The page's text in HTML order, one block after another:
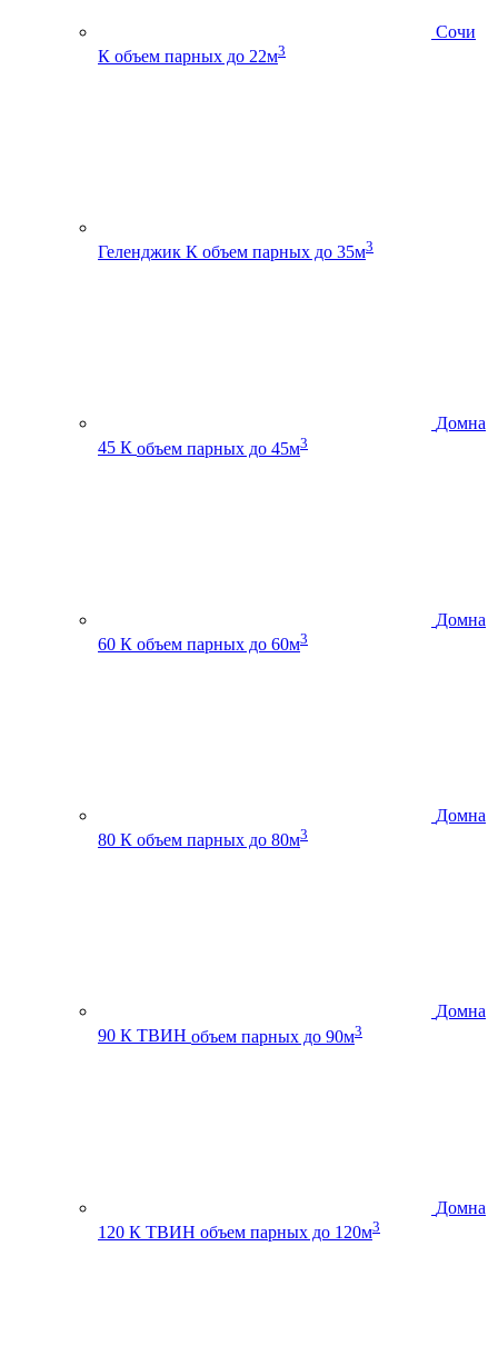
Сочи
К объем парных до 22м3
Геленджик К объем парных до 35м3
Домна
45 К объем парных до 45м3
Домна
60 К объем парных до 60м3
Домна
80 К объем парных до 80м3
Домна
90 К ТВИН объем парных до 90м3
Домна
120 К ТВИН объем парных до 120м3